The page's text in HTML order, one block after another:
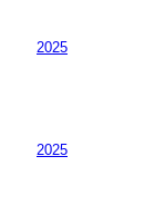
2025
2025